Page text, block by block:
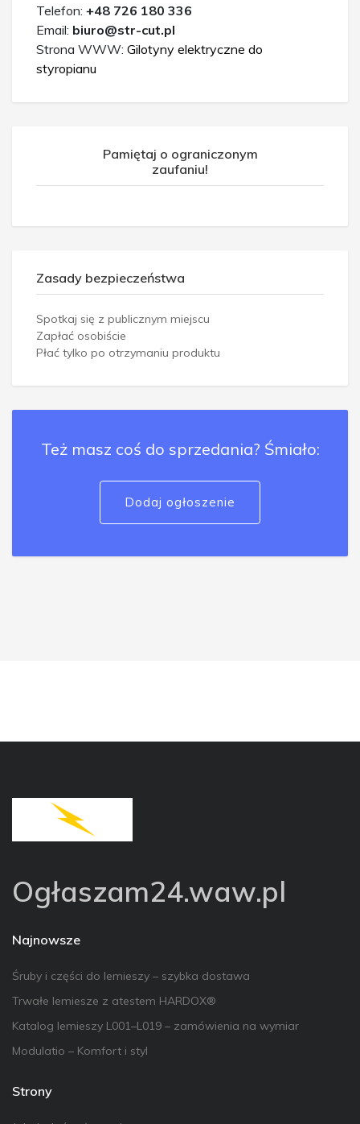
Telefon: +48 726 180 336
Email: biuro@str-cut.pl
Strona WWW: Gilotyny elektryczne do
styropianu
Pamiętaj o ograniczonym
zaufaniu!
Zasady bezpieczeństwa
Spotkaj się z publicznym miejscu
Zapłać osobiście
Płać tylko po otrzymaniu produktu
Też masz coś do sprzedania? Śmiało:
Dodaj ogłoszenie
Ogłaszam24.waw.pl
Najnowsze
Śruby i części do lemieszy – szybka dostawa
Trwałe lemiesze z atestem HARDOX®
Katalog lemieszy L001–L019 – zamówienia na wymiar
Modulatio – Komfort i styl
Strony